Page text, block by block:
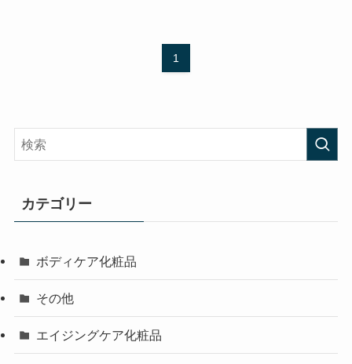
1
カテゴリー
ボディケア化粧品
その他
エイジングケア化粧品